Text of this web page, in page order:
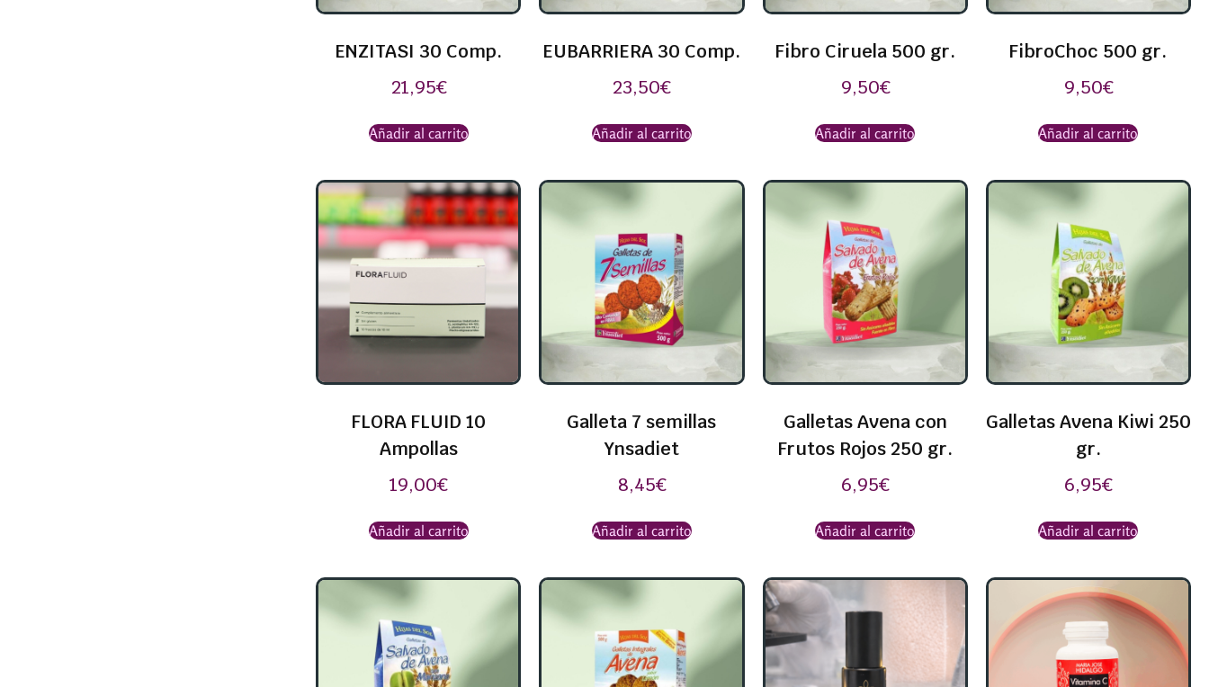
ENZITASI 30 Comp.
21,95€
Añadir al carrito
EUBARRIERA 30 Comp.
23,50€
Añadir al carrito
Fibro Ciruela 500 gr.
9,50€
Añadir al carrito
FibroChoc 500 gr.
9,50€
Añadir al carrito
FLORA FLUID 10
Ampollas
19,00€
Añadir al carrito
Galleta 7 semillas
Ynsadiet
8,45€
Añadir al carrito
Galletas Avena con
Frutos Rojos 250 gr.
6,95€
Añadir al carrito
Galletas Avena Kiwi 250
gr.
6,95€
Añadir al carrito